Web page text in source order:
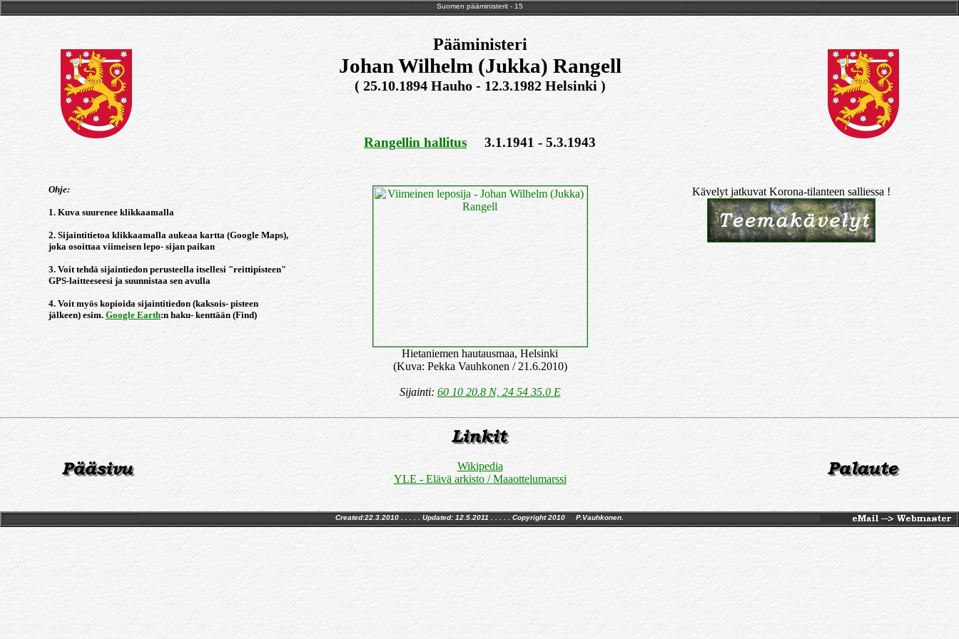
Suomen pääministerit - 15
Pääministeri
Johan Wilhelm (Jukka) Rangell
( 25.10.1894 Hauho - 12.3.1982 Helsinki )
Rangellin hallitus 3.1.1941 - 5.3.1943
Ohje:
1. Kuva suurenee klikkaamalla
2. Sijaintitietoa klikkaamalla aukeaa kartta (Google Maps),
joka osoittaa viimeisen lepo- sijan paikan
3. Voit tehdä sijaintiedon perusteella itsellesi "reittipisteen"
GPS-laitteeseesi ja suunnistaa sen avulla
4. Voit myös kopioida sijaintitiedon (kaksois- pisteen
jälkeen) esim. Google Earth:n haku- kenttään (Find)
Hietaniemen hautausmaa, Helsinki
(Kuva: Pekka Vauhkonen / 21.6.2010)
Sijainti: 60 10 20.8 N, 24 54 35.0 E
Kävelyt jatkuvat Korona-tilanteen salliessa !
Wikipedia
YLE - Elävä arkisto / Maaottelumarssi
Created:22.3.2010 . . . . . Updated: 12.5.2011 . . . . . Copyright 2010 P.Vauhkonen.